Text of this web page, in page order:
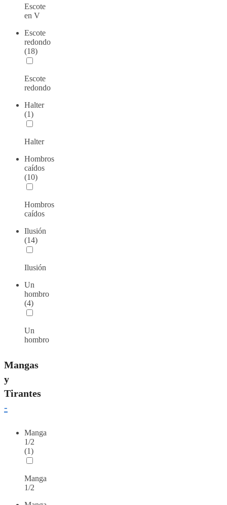
Escote
en V
Escote
redondo
(18)
Escote
redondo
Halter
(1)
Halter
Hombros
caídos
(10)
Hombros
caídos
Ilusión
(14)
Ilusión
Un
hombro
(4)
Un
hombro
Mangas
y
Tirantes
-
Manga
1/2
(1)
Manga
1/2